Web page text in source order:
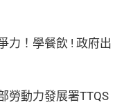
力！學餐飲 ! 政府出
勞動力發展署TTQS